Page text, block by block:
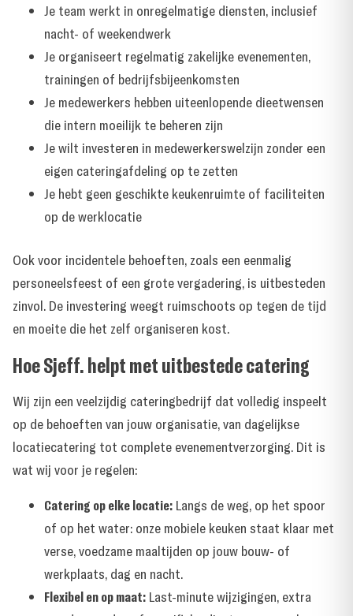
Je team werkt in onregelmatige diensten, inclusief
nacht- of weekendwerk
Je organiseert regelmatig zakelijke evenementen,
trainingen of bedrijfsbijeenkomsten
Je medewerkers hebben uiteenlopende dieetwensen
die intern moeilijk te beheren zijn
Je wilt investeren in medewerkerswelzijn zonder een
eigen cateringafdeling op te zetten
Je hebt geen geschikte keukenruimte of faciliteiten
op de werklocatie
Ook voor incidentele behoeften, zoals een eenmalig
personeelsfeest of een grote vergadering, is uitbesteden
zinvol. De investering weegt ruimschoots op tegen de tijd
en moeite die het zelf organiseren kost.
Hoe Sjeff. helpt met uitbestede catering
Wij zijn een veelzijdig cateringbedrijf dat volledig inspeelt
op de behoeften van jouw organisatie, van dagelijkse
locatiecatering tot complete evenementverzorging. Dit is
wat wij voor je regelen:
Catering op elke locatie: Langs de weg, op het spoor
of op het water: onze mobiele keuken staat klaar met
verse, voedzame maaltijden op jouw bouw- of
werkplaats, dag en nacht.
Flexibel en op maat: Last-minute wijzigingen, extra